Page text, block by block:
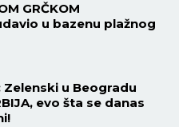
GRČKOM
u bazenu plažnog
Zelenski u Beogradu
evo šta se danas